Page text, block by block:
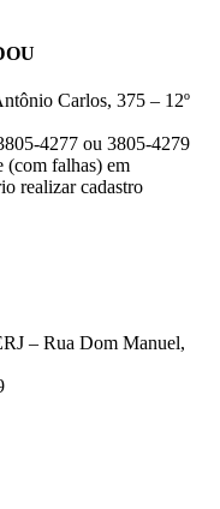
Carlos, 375 – 12º
4277 ou 3805-4279
(com falhas) em
realizar cadastro
– Rua Dom Manuel,